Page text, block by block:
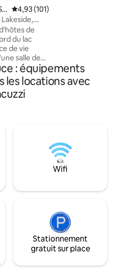
Évaluation moyenne sur la
4,93 (101)
de
du lac
de vie
salle de
et
lac dont vous
! Pour
profiter
Le prix
est
*Internet Bruce
*Foyer *2 kayaks
: équipements
les locations avec
Wifi
Stationnement
gratuit sur place